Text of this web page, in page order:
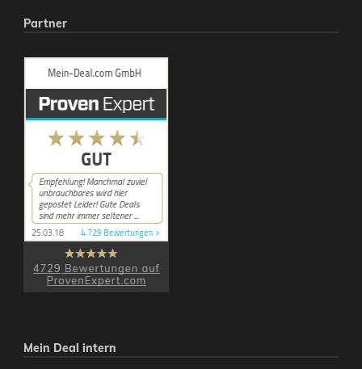
Partner
Mein Deal intern